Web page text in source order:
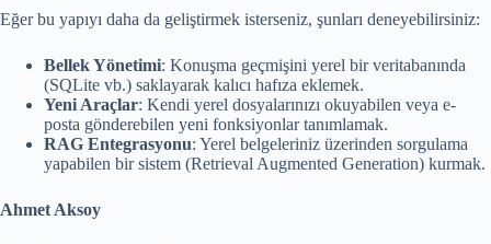
Eğer bu yapıyı daha da geliştirmek isterseniz, şunları deneyebilirsiniz:
Bellek Yönetimi: Konuşma geçmişini yerel bir veritabanında
(SQLite vb.) saklayarak kalıcı hafıza eklemek.
Yeni Araçlar: Kendi yerel dosyalarınızı okuyabilen veya e-
posta gönderebilen yeni fonksiyonlar tanımlamak.
RAG Entegrasyonu: Yerel belgeleriniz üzerinden sorgulama
yapabilen bir sistem (Retrieval Augmented Generation) kurmak.
Ahmet Aksoy